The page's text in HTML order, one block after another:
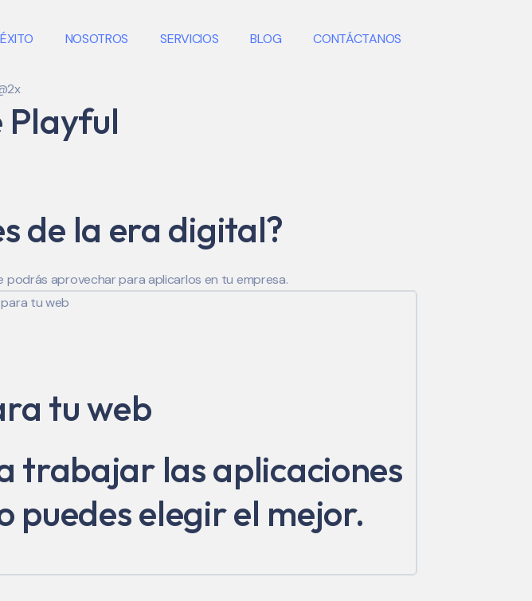
NOSOTROS SERVICIOS BLOG
CONTÁCTANOS
Playful
de la era digital?
aprovechar para aplicarlos en tu empresa.
tu web
trabajar las aplicaciones
puedes elegir el mejor.